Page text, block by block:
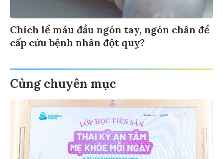
Chích lể máu đầu ngón tay, ngón chân để
cấp cứu bệnh nhân đột quỵ?
Cùng chuyên mục